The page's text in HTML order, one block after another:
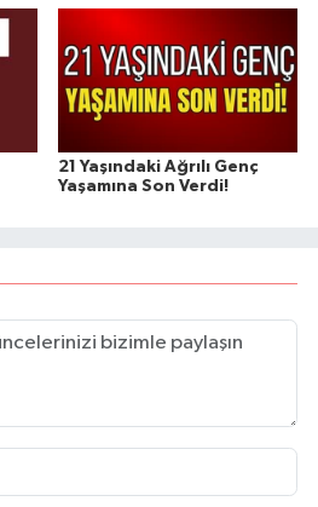
21 Yaşındaki Ağrılı Genç
Yaşamına Son Verdi!